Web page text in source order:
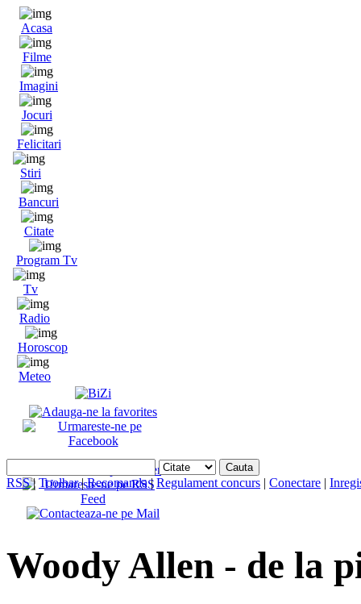
Acasa
Filme
Imagini
Jocuri
Felicitari
Stiri
Bancuri
Citate
Program Tv
Tv
Radio
Horoscop
Meteo
RSS| Toolbar|Recomanda|Regulament concurs | Conectare |
Woody Allen - de la